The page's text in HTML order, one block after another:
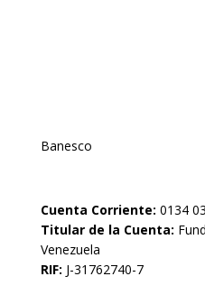
Banesco
Cuenta Corriente: 0134
Titular de la Cuenta:
Venezuela
RIF: J-31762740-7